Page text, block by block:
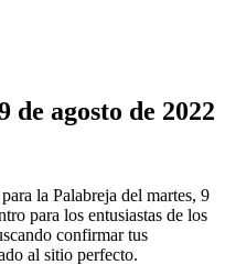
de agosto de 2022
la Palabreja del martes, 9
para los entusiastas de los
confirmar tus
al sitio perfecto.